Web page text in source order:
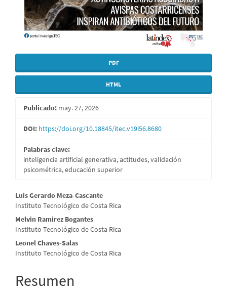
PDF
HTML
Publicado: may. 27, 2026
DOI: https://doi.org/10.18845/itec.v19i56.8680
Palabras clave:
inteligencia artificial generativa, actitudes, validación
psicométrica, educación superior
Contenido
principal
del
artículo
Luis Gerardo Meza-Cascante
Instituto Tecnológico de Costa Rica
Melvin Ramirez Bogantes
Instituto Tecnológico de Costa Rica
Leonel Chaves-Salas
Instituto Tecnológico de Costa Rica
Resumen